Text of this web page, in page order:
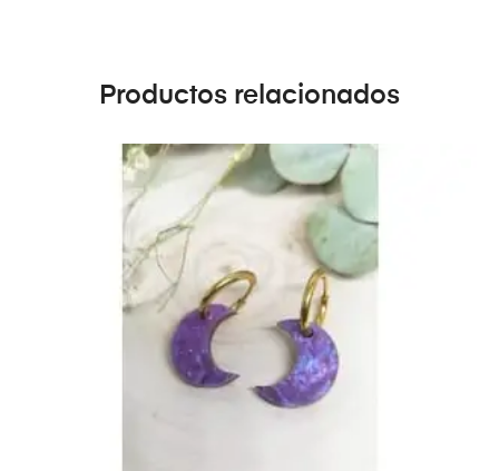
Productos relacionados